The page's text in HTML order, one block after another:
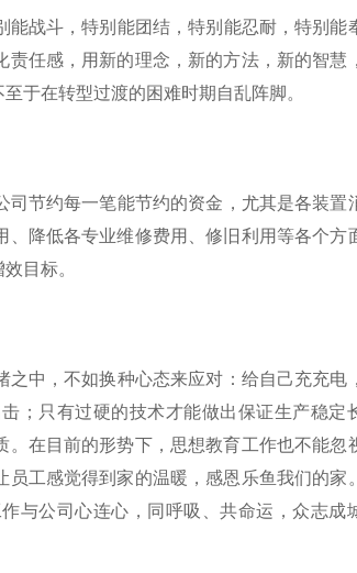
战斗，特别能团结，特别能忍耐，特别能
任感，用新的理念，新的方法，新的智慧
于在转型过渡的困难时期自乱阵脚。
节约每一笔能节约的资金，尤其是各装置
降低各专业维修费用、修旧利用等各个方
目标。
中，不如换种心态来应对：给自己充充电
；只有过硬的技术才能做出保证生产稳定
在目前的形势下，思想教育工作也不能忽
工感觉得到家的温暖，感恩乐鱼我们的家
与公司心连心，同呼吸、共命运，众志成